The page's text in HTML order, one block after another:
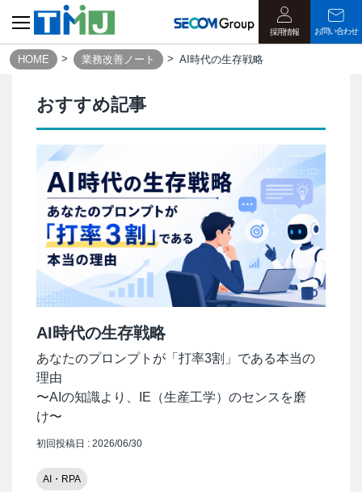
採用情報 お問い合わせ
HOME 業務改善ノート AI時代の生存戦略
おすすめ記事
AI・RPA
初回投稿日 : 2026/06/30
AI時代の生存戦略
あなたのプロンプトが「打率3割」である本当の
理由
〜AIの知識より、IE（生産工学）のセンスを磨
け〜